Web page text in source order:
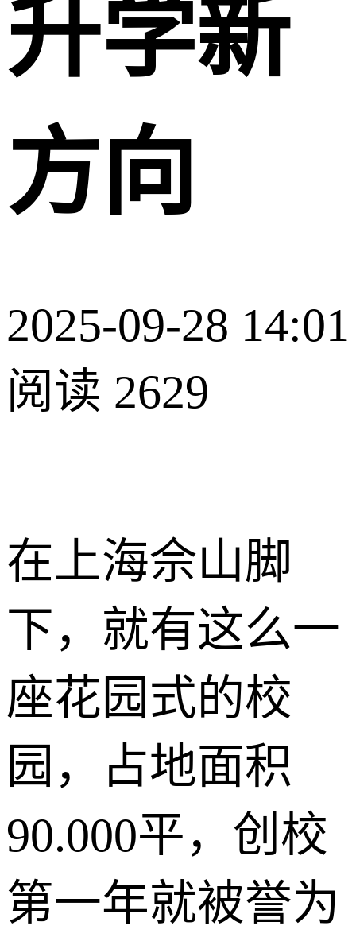
升学新
方向
2025-09-28 14:01
阅读 2629
在上海佘山脚
下，就有这么一
座花园式的校
园，占地面积
90.000平，创校
第一年就被誉为